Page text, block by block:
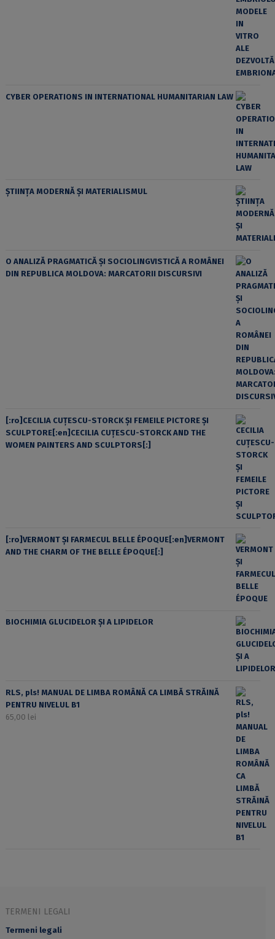
CYBER OPERATIONS IN INTERNATIONAL HUMANITARIAN LAW
ȘTIINȚA MODERNĂ ȘI MATERIALISMUL
O ANALIZĂ PRAGMATICĂ ȘI SOCIOLINGVISTICĂ A ROMÂNEI
DIN REPUBLICA MOLDOVA: MARCATORII DISCURSIVI
[:ro]CECILIA CUŢESCU-STORCK ŞI FEMEILE PICTORE ŞI
SCULPTORE[:en]CECILIA CUŢESCU-STORCK AND THE
WOMEN PAINTERS AND SCULPTORS[:]
[:ro]VERMONT ȘI FARMECUL BELLE ÉPOQUE[:en]VERMONT
AND THE CHARM OF THE BELLE ÉPOQUE[:]
BIOCHIMIA GLUCIDELOR ȘI A LIPIDELOR
RLS, pls! MANUAL DE LIMBA ROMÂNĂ CA LIMBĂ STRĂINĂ
PENTRU NIVELUL B1
65,00 lei
TERMENI LEGALI
Termeni legali